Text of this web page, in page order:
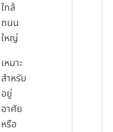
ใกล้
ถนน
ใหญ่
เหมาะ
สำหรับ
อยู่
อาศัย
หรือ